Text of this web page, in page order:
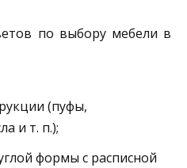
по выбору мебели в
(пуфы,
и т. п.);
формы с расписной